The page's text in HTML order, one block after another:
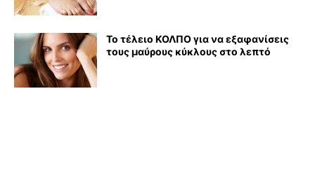
Το τέλειο ΚΟΛΠΟ για να εξαφανίσεις
τους μαύρους κύκλους στο λεπτό